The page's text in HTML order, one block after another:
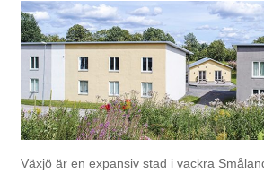
Växjö är en expansiv stad i vackra